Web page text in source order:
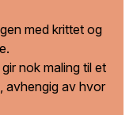
med krittet og
nok maling til et
avhengig av hvor